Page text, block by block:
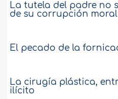
La tutela del padre no
de su corrupción moral
El pecado de la
La cirugía plástica,
ilícito